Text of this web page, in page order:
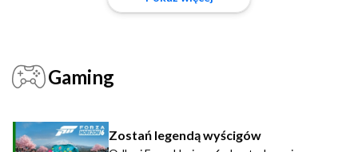
Gaming
Zostań legendą wyścigów